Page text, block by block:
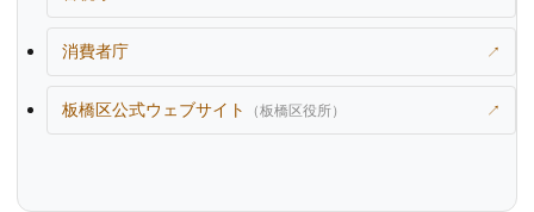
消費者庁 ↗
板橋区公式ウェブサイト （板橋区役所） ↗